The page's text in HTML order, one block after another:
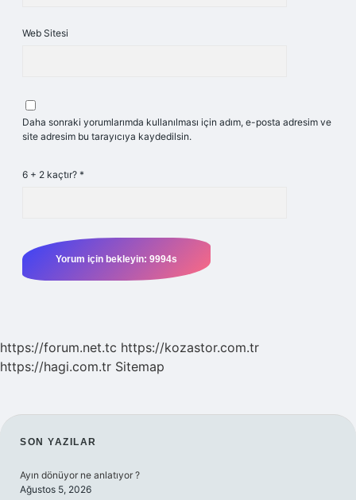
Web Sitesi
Daha sonraki yorumlarımda kullanılması için adım, e-posta adresim ve
site adresim bu tarayıcıya kaydedilsin.
6 + 2 kaçtır? *
https://forum.net.tc https://kozastor.com.tr
https://hagi.com.tr Sitemap
SIDEBAR
SON YAZILAR
Ayın dönüyor ne anlatıyor ?
Ağustos 5, 2026